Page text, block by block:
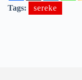
Tags: sereke